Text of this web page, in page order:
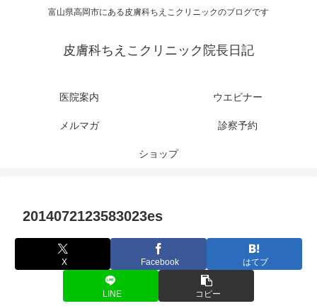
富山県高岡市にある皮膚科ちえこクリニックのブログです
皮膚科ちえこクリニック院長日記
医院案内 ウエビナー
メルマガ 診察予約
ショップ
2014072123583023es
X Facebook はてブ
LINE コピー